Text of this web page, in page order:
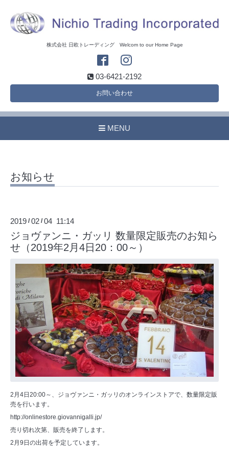
株式会社 日欧トレーディング Welcom to our Home Page
03-6421-2192
お問い合わせ
MENU
お知らせ
2019 /02 /04 11:14
ジョヴァンニ・ガッリ 数量限定販売のお知ら
せ（2019年2月4日20：00～）
2月4日20:00～、ジョヴァンニ・ガッリのオンラインストアで、数量限定販
売を行います。
http://onlinestore.giovannigalli.jp/
売り切れ次第、販売を終了します。
2月9日の出荷を予定しています。